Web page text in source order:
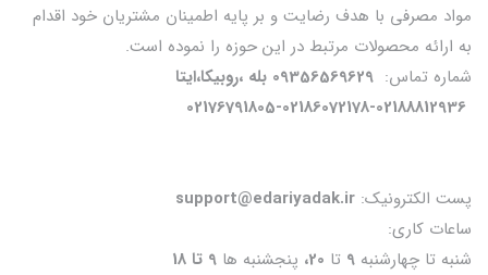
مواد مصرفی با هدف رضایت و بر پایه اطمینان مشتریان خود اقدام
به ارائه محصولات مرتبط در این حوزه را نموده است.
شماره تماس: 09356569629 بله ،روبیکا،ایتا
02176791805-02186072178-02188812936
پست الکترونیک:
ساعات کاری:
شنبه تا چهارشنبه 9 تا 20، پنجشنبه ها